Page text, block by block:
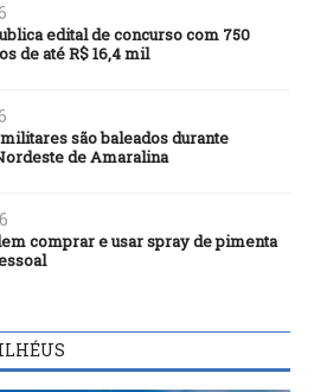
edital de concurso com 750
de até R$ 16,4 mil
são baleados durante
de Amaralina
comprar e usar spray de pimenta